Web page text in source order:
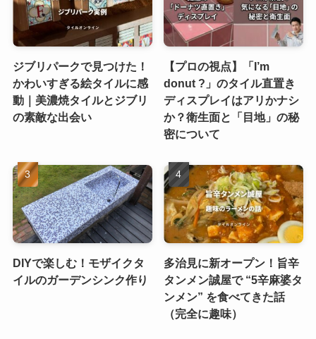
ジブリパークで見つけた！
かわいすぎる絵タイルに感
動｜美濃焼タイルとジブリ
の素敵な出会い
【プロの視点】「I’m
donut ?」のタイル直置き
ディスプレイはアリかナシ
か？衛生面と「目地」の秘
密について
DIYで楽しむ！モザイクタ
イルのガーデンシンク作り
多治見に新オープン！旨辛
タンメン誠屋で “5辛麻婆タ
ンメン” を食べてきた話
（完全に趣味）